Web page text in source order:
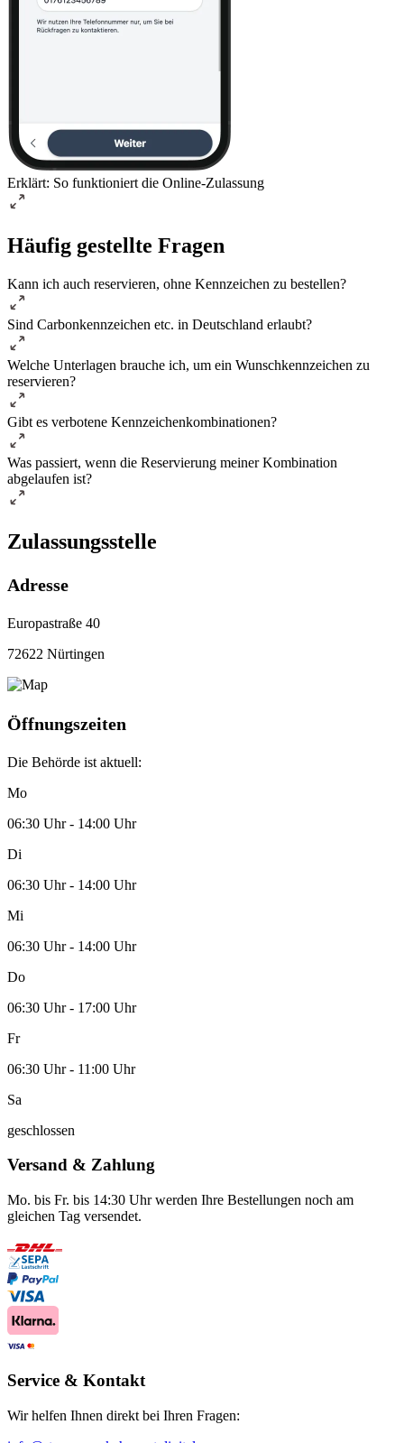
Erklärt: So funktioniert die Online-Zulassung
Häufig gestellte Fragen
Kann ich auch reservieren, ohne Kennzeichen zu bestellen?
Sind Carbonkennzeichen etc. in Deutschland erlaubt?
Welche Unterlagen brauche ich, um ein Wunschkennzeichen zu
reservieren?
Gibt es verbotene Kennzeichenkombinationen?
Was passiert, wenn die Reservierung meiner Kombination
abgelaufen ist?
Zulassungsstelle
Adresse
Europastraße 40
72622 Nürtingen
Öffnungszeiten
Die Behörde ist aktuell:
Mo
06:30 Uhr - 14:00 Uhr
Di
06:30 Uhr - 14:00 Uhr
Mi
06:30 Uhr - 14:00 Uhr
Do
06:30 Uhr - 17:00 Uhr
Fr
06:30 Uhr - 11:00 Uhr
Sa
geschlossen
Versand & Zahlung
Mo. bis Fr. bis 14:30 Uhr werden Ihre Bestellungen noch am
gleichen Tag versendet.
Service & Kontakt
Wir helfen Ihnen direkt bei Ihren Fragen: